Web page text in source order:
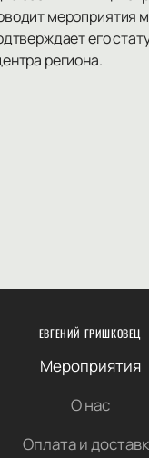
мероприятия
его
региона.
ЕВГЕНИЙ ГРИШКОВЕЦ
Мероприятия
О нас
Оплата и